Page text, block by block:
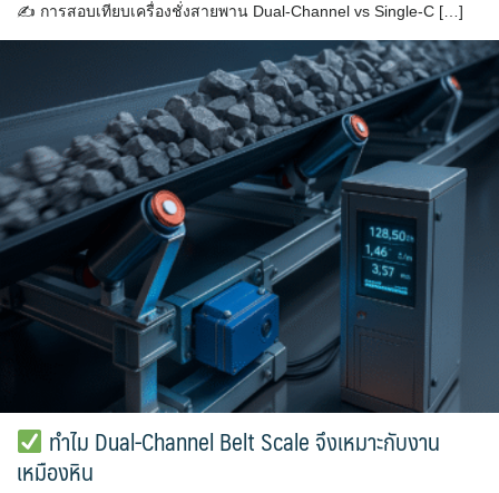
✍ การสอบเทียบเครื่องชั่งสายพาน Dual-Channel vs Single-C […]
ทำไม Dual-Channel Belt Scale จึงเหมาะกับงาน
เหมืองหิน